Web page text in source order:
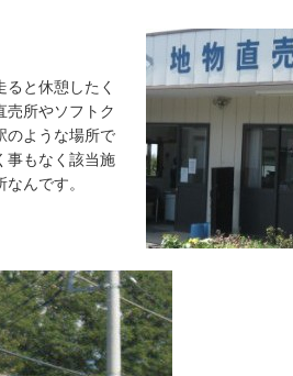
と休憩したく
売所やソフトク
のような場所で
事もなく該当施
んです。